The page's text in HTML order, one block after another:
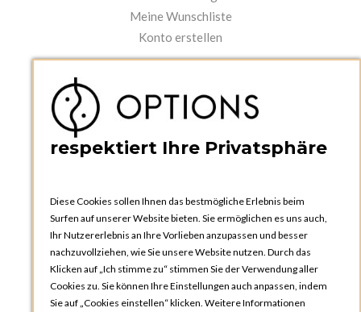
Meine Wunschliste
Konto erstellen
Kataloge und Bestellschein
Bedienungsanleitungen
OPTIONS ZÜRICH
Steinackerstrasse 55,
8302 Kloten
respektiert Ihre Privatsphäre
Diese Cookies sollen Ihnen das bestmögliche Erlebnis beim
Surfen auf unserer Website bieten. Sie ermöglichen es uns auch,
Ihr Nutzererlebnis an Ihre Vorlieben anzupassen und besser
nachzuvollziehen, wie Sie unsere Website nutzen. Durch das
Klicken auf „Ich stimme zu“ stimmen Sie der Verwendung aller
Cookies zu. Sie können Ihre Einstellungen auch anpassen, indem
Sie auf „Cookies einstellen“ klicken. Weitere Informationen